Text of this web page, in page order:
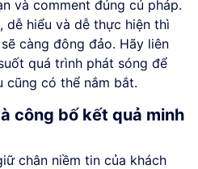
và comment đúng cú pháp.
dễ hiểu và dễ thực hiện thì
càng đông đảo. Hãy liên
quá trình phát sóng để
cũng có thể nắm bắt.
công bố kết quả minh
chân niềm tin của khách